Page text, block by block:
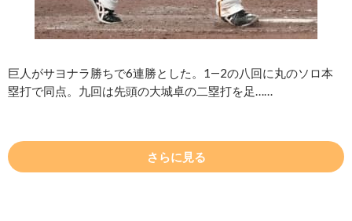
巨人がサヨナラ勝ちで6連勝とした。1―2の八回に丸のソロ本
塁打で同点。九回は先頭の大城卓の二塁打を足……
さらに見る